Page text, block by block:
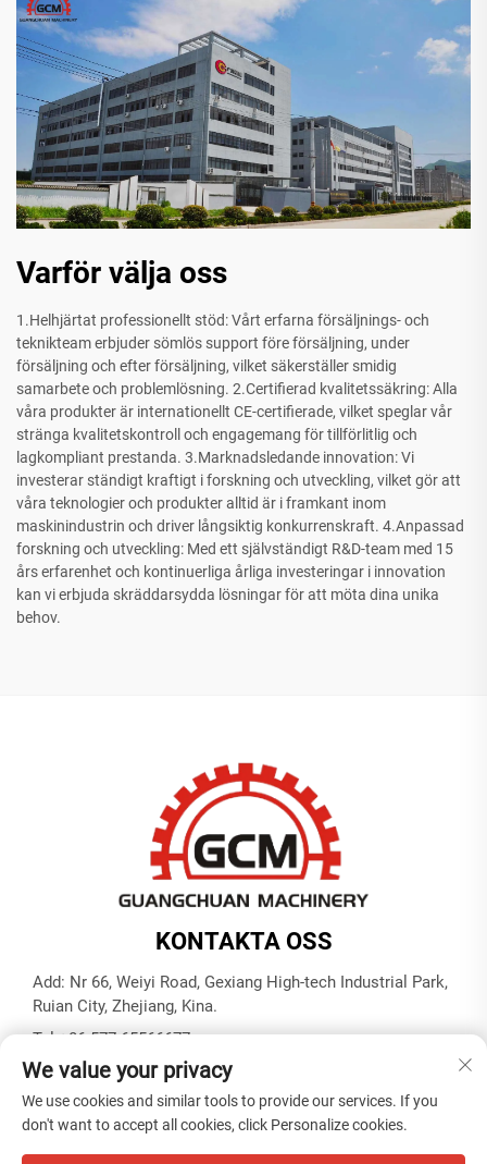
Varför välja oss
1.Helhjärtat professionellt stöd: Vårt erfarna försäljnings- och
teknikteam erbjuder sömlös support före försäljning, under
försäljning och efter försäljning, vilket säkerställer smidig
samarbete och problemlösning. 2.Certifierad kvalitetssäkring: Alla
våra produkter är internationellt CE-certifierade, vilket speglar vår
stränga kvalitetskontroll och engagemang för tillförlitlig och
lagkompliant prestanda. 3.Marknadsledande innovation: Vi
investerar ständigt kraftigt i forskning och utveckling, vilket gör att
våra teknologier och produkter alltid är i framkant inom
maskinindustrin och driver långsiktig konkurrenskraft. 4.Anpassad
forskning och utveckling: Med ett självständigt R&D-team med 15
års erfarenhet och kontinuerliga årliga investeringar i innovation
kan vi erbjuda skräddarsydda lösningar för att möta dina unika
behov.
KONTAKTA OSS
Add: Nr 66, Weiyi Road, Gexiang High-tech Industrial Park,
Ruian City, Zhejiang, Kina.
Tel:+86-577-65566677
E-post: [email protected]
We value your privacy
We use cookies and similar tools to provide our services. If you
don't want to accept all cookies, click Personalize cookies.